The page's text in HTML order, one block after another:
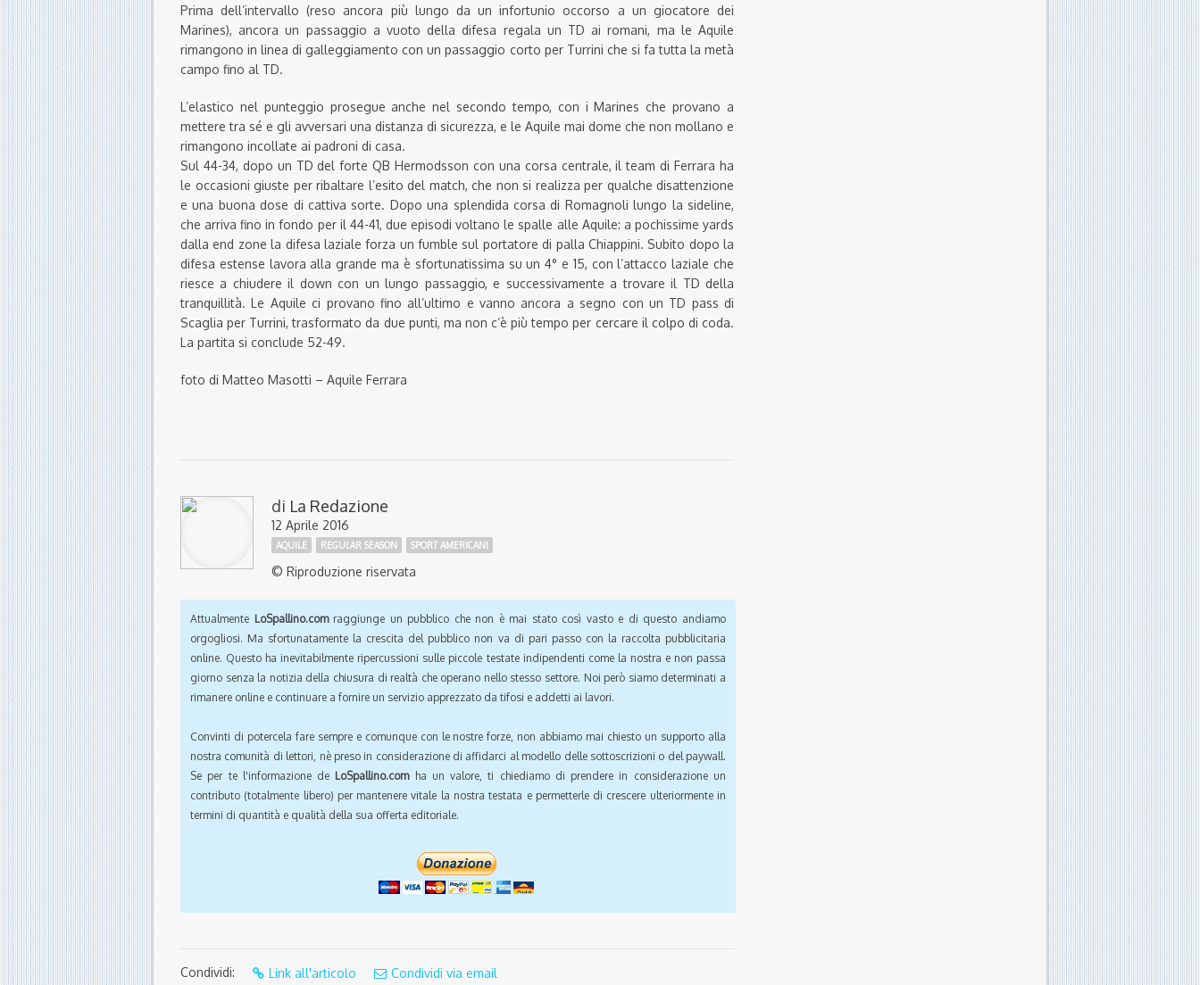
Prima dell’intervallo (reso ancora più lungo da un infortunio occorso a un giocatore dei
Marines), ancora un passaggio a vuoto della difesa regala un TD ai romani, ma le Aquile
rimangono in linea di galleggiamento con un passaggio corto per Turrini che si fa tutta la metà
campo fino al TD.
L’elastico nel punteggio prosegue anche nel secondo tempo, con i Marines che provano a
mettere tra sé e gli avversari una distanza di sicurezza, e le Aquile mai dome che non mollano e
rimangono incollate ai padroni di casa.
Sul 44-34, dopo un TD del forte QB Hermodsson con una corsa centrale, il team di Ferrara ha
le occasioni giuste per ribaltare l’esito del match, che non si realizza per qualche disattenzione
e una buona dose di cattiva sorte. Dopo una splendida corsa di Romagnoli lungo la sideline,
che arriva fino in fondo per il 44-41, due episodi voltano le spalle alle Aquile: a pochissime yards
dalla end zone la difesa laziale forza un fumble sul portatore di palla Chiappini. Subito dopo la
difesa estense lavora alla grande ma è sfortunatissima su un 4° e 15, con l’attacco laziale che
riesce a chiudere il down con un lungo passaggio, e successivamente a trovare il TD della
tranquillità. Le Aquile ci provano fino all’ultimo e vanno ancora a segno con un TD pass di
Scaglia per Turrini, trasformato da due punti, ma non c’è più tempo per cercare il colpo di coda.
La partita si conclude 52-49.
foto di Matteo Masotti – Aquile Ferrara
di La Redazione
12 Aprile 2016
AQUILE REGULAR SEASON SPORT AMERICANI
© Riproduzione riservata
Attualmente LoSpallino.comraggiunge un pubblico che non è mai stato così vasto e di questo andiamo
orgogliosi. Ma sfortunatamente la crescita del pubblico non va di pari passo con la raccolta pubblicitaria
online. Questo ha inevitabilmente ripercussioni sulle piccole testate indipendenti come la nostra e non passa
giorno senza la notizia della chiusura di realtà che operano nello stesso settore. Noi però siamo determinati a
rimanere online e continuare a fornire un servizio apprezzato da tifosi e addetti ai lavori.
Convinti di potercela fare sempre e comunque con le nostre forze, non abbiamo mai chiesto un supporto alla
nostra comunità di lettori, nè preso in considerazione di affidarci al modello delle sottoscrizioni o del paywall.
Se per te l'informazione de LoSpallino.comha un valore, ti chiediamo di prendere in considerazione un
contributo (totalmente libero) per mantenere vitale la nostra testata e permetterle di crescere ulteriormente in
termini di quantità e qualità della sua offerta editoriale.
Condividi: Link all'articolo Condividi via email